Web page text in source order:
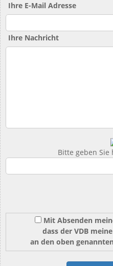
Ihre E-Mail Adresse
Ihre Nachricht
Bitte geben Sie
Mit Absenden
dass der VDB
an den oben